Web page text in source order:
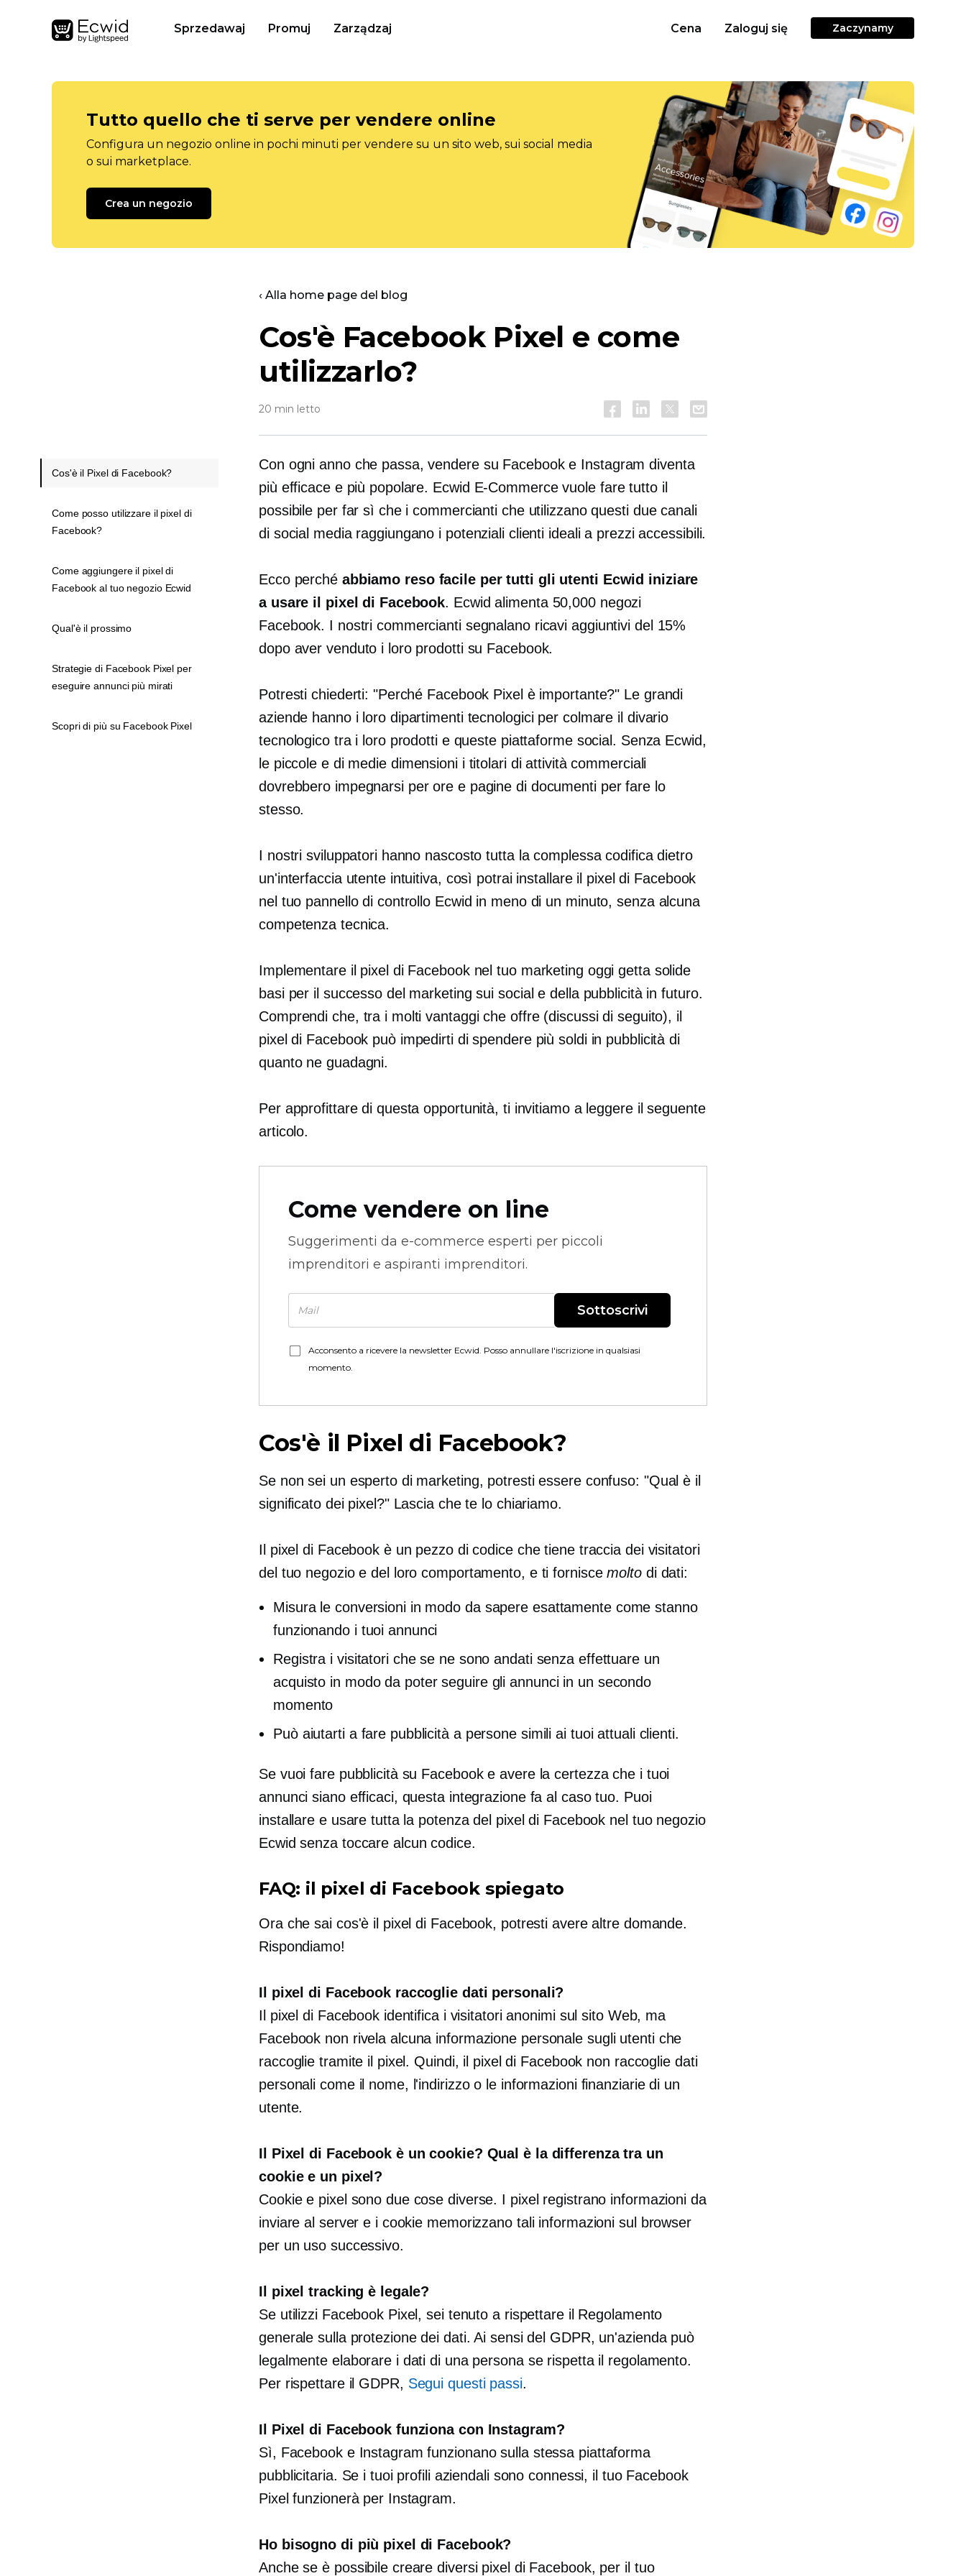
Sprzedawaj Promuj Zarządzaj Cena Zaloguj się Zaczynamy
Tutto quello che ti serve per vendere online
Configura un negozio online in pochi minuti per vendere su un sito web, sui social media
o sui marketplace.
Crea un negozio
‹ Alla home page del blog
Cos'è Facebook Pixel e come
utilizzarlo?
20 min letto
Con ogni anno che passa, vendere su Facebook e Instagram diventa
più efficace e più popolare. Ecwid E-Commercevuole fare tutto il
possibile per far sì che i commercianti che utilizzano questi due canali
di social media raggiungano i potenziali clienti ideali a prezzi accessibili.
Ecco perché abbiamo reso facile per tutti gli utenti Ecwid iniziare
a usare il pixel di Facebook. Ecwid alimenta 50,000 negozi
Facebook. I nostri commercianti segnalano ricavi aggiuntivi del 15%
dopo aver venduto i loro prodotti su Facebook.
Potresti chiederti: "Perché Facebook Pixel è importante?" Le grandi
aziende hanno i loro dipartimenti tecnologici per colmare il divario
tecnologico tra i loro prodotti e queste piattaforme social. Senza Ecwid,
le piccole e di medie dimensionii titolari di attività commerciali
dovrebbero impegnarsi per ore e pagine di documenti per fare lo
stesso.
I nostri sviluppatori hanno nascosto tutta la complessa codifica dietro
un'interfaccia utente intuitiva, così potrai installare il pixel di Facebook
nel tuo pannello di controllo Ecwid in meno di un minuto, senza alcuna
competenza tecnica.
Implementare il pixel di Facebook nel tuo marketing oggi getta solide
basi per il successo del marketing sui social e della pubblicità in futuro.
Comprendi che, tra i molti vantaggi che offre (discussi di seguito), il
pixel di Facebook può impedirti di spendere più soldi in pubblicità di
quanto ne guadagni.
Per approfittare di questa opportunità, ti invitiamo a leggere il seguente
articolo.
Come vendere on line
Suggerimenti da e-commerce esperti per piccoli
imprenditori e aspiranti imprenditori.
Sottoscrivi
Acconsento a ricevere la newsletter Ecwid. Posso annullare l'iscrizione in qualsiasi
momento.
Cos'è il Pixel di Facebook?
Se non sei un esperto di marketing, potresti essere confuso: "Qual è il
significato dei pixel?" Lascia che te lo chiariamo.
Il pixel di Facebook è un pezzo di codice che tiene traccia dei visitatori
del tuo negozio e del loro comportamento, e ti forniscemoltodi dati:
Misura le conversioni in modo da sapere esattamente come stanno
funzionando i tuoi annunci
Registra i visitatori che se ne sono andati senza effettuare un
acquisto in modo da poter seguire gli annunci in un secondo
momento
Può aiutarti a fare pubblicità a persone simili ai tuoi attuali clienti.
Se vuoi fare pubblicità su Facebook e avere la certezza che i tuoi
annunci siano efficaci, questa integrazione fa al caso tuo. Puoi
installare e usare tutta la potenza del pixel di Facebook nel tuo negozio
Ecwid senza toccare alcun codice.
FAQ: il pixel di Facebook spiegato
Ora che sai cos'è il pixel di Facebook, potresti avere altre domande.
Rispondiamo!
Il pixel di Facebook raccoglie dati personali?
Il pixel di Facebook identifica i visitatori anonimi sul sito Web, ma
Facebook non rivela alcuna informazione personale sugli utenti che
raccoglie tramite il pixel. Quindi, il pixel di Facebook non raccoglie dati
personali come il nome, l'indirizzo o le informazioni finanziarie di un
utente.
Il Pixel di Facebook è un cookie? Qual è la differenza tra un
cookie e un pixel?
Cookie e pixel sono due cose diverse. I pixel registrano informazioni da
inviare al server e i cookie memorizzano tali informazioni sul browser
per un uso successivo.
Il pixel tracking è legale?
Se utilizzi Facebook Pixel, sei tenuto a rispettare il Regolamento
generale sulla protezione dei dati. Ai sensi del GDPR, un'azienda può
legalmente elaborare i dati di una persona se rispetta il regolamento.
Per rispettare il GDPR, Segui questi passi.
Il Pixel di Facebook funziona con Instagram?
Sì, Facebook e Instagram funzionano sulla stessa piattaforma
pubblicitaria. Se i tuoi profili aziendali sono connessi, il tuo Facebook
Pixel funzionerà per Instagram.
Ho bisogno di più pixel di Facebook?
Anche se è possibile creare diversi pixel di Facebook, per il tuo
Cos'è il Pixel di Facebook?
Come posso utilizzare il pixel di
Facebook?
Come aggiungere il pixel di
Facebook al tuo negozio Ecwid
Qual'è il prossimo
Strategie di Facebook Pixel per
eseguire annunci più mirati
Scopri di più su Facebook Pixel